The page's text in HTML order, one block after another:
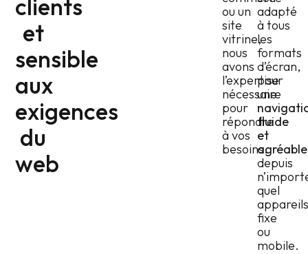
clients
et
sensible
aux
exigences
du
web
ou un
site
vitrine,
nous
avons
l’expertise
nécessaire
pour
répondre
à vos
besoins.
adapté
à tous
les
formats
d’écran,
pour
une
fluide
et
agréable
depuis
quel
fixe
ou
mobile.